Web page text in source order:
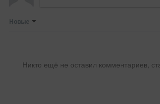
Новые
Никто ещё не оставил комментариев,